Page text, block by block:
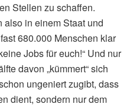
Stellen zu schaffen.
also in einem Staat und
680.000 Menschen klar
Jobs für euch!“ Und nur
davon „kümmert“ sich
ungeniert zugibt, dass
dient, sondern nur dem